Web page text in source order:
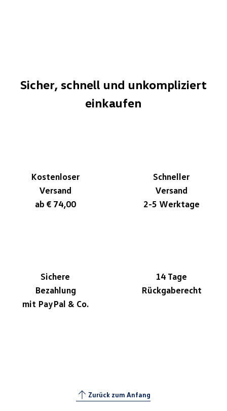
Sicher, schnell und unkompliziert
einkaufen
Kostenloser
Versand
ab € 74,00
Schneller
Versand
2-5 Werktage
Sichere
Bezahlung
mit PayPal & Co.
14 Tage
Rückgaberecht
Zurück zum Anfang